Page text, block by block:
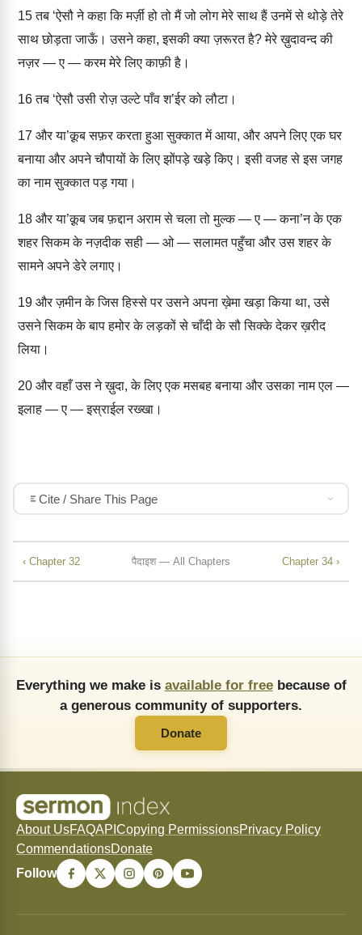
15तब ‘ऐसौ ने कहा कि मर्ज़ी हो तो मैं जो लोग मेरे साथ हैं उनमें से थोड़े तेरे
साथ छोड़ता जाऊँ। उसने कहा, इसकी क्या ज़रूरत है? मेरे ख़ुदावन्द की
नज़र — ए — करम मेरे लिए काफ़ी है।
16तब ‘ऐसौ उसी रोज़ उल्टे पाँव श’ईर को लौटा।
17 और या’क़ूब सफ़र करता हुआ सुक्कात में आया, और अपने लिए एक घर
बनाया और अपने चौपायों के लिए झोंपड़े खड़े किए। इसी वजह से इस जगह
का नाम सुक्कात पड़ गया।
18 और या’क़ूब जब फ़द्दान अराम से चला तो मुल्क — ए — कना’न के एक
शहर सिकम के नज़दीक सही — ओ — सलामत पहुँचा और उस शहर के
सामने अपने डेरे लगाए।
19 और ज़मीन के जिस हिस्से पर उसने अपना ख़ेमा खड़ा किया था, उसे
उसने सिकम के बाप हमोर के लड़कों से चाँदी के सौ सिक्के देकर ख़रीद
लिया।
20 और वहाँ उस ने ख़ुदा, के लिए एक मसबह बनाया और उसका नाम एल —
इलाह — ए — इस्राईल रख्खा।
Cite / Share This Page
‹ Chapter 32 पैदाइश — All Chapters Chapter 34 ›
Everything we make is available for freebecause of
a generous community of supporters.
Donate
About UsFAQAPI Copying PermissionsPrivacy Policy
CommendationsDonate
Follow